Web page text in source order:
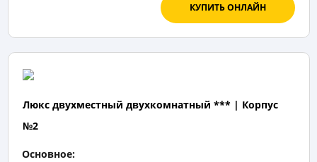
КУПИТЬ ОНЛАЙН
Люкс двухместный двухкомнатный *** | Корпус
№2
Основное: